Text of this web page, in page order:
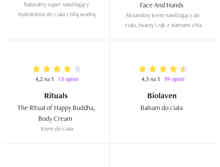
Naturalny super nawilżający
hydrolotion do ciała z lilią wodną
Aksamitny krem nawilżający do
ciała, twarzy i rąk z ziarnami chia
4,2 na 5 13 opinii
Rituals
The Ritual of Happy Buddha,
Krem do ciała
4,3 na 5 39 opinii
Biolaven